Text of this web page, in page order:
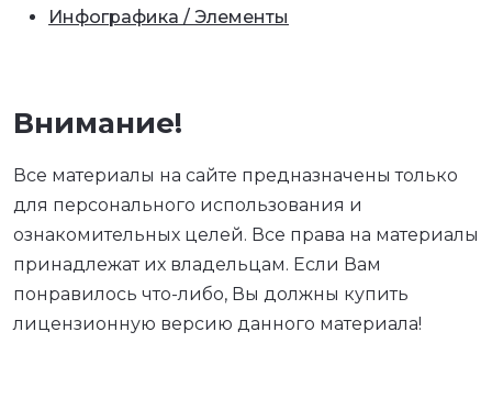
Инфографика / Элементы
Внимание!
Все материалы на сайте предназначены только
для персонального использования и
ознакомительных целей. Все права на материалы
принадлежат их владельцам. Если Вам
понравилось что-либо, Вы должны купить
лицензионную версию данного материала!